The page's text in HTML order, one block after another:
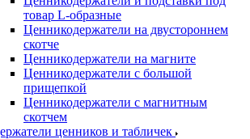
товар L-образные
Ценникодержатели на двустороннем
скотче
Ценникодержатели на магните
Ценникодержатели с большой
прищепкой
Ценникодержатели с магнитным
скотчем
ценников и табличек